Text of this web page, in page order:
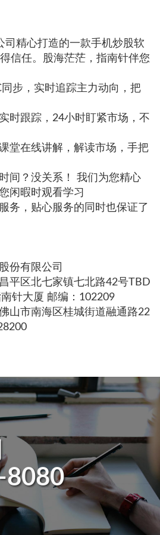
司精心打造的一款手机炒股软
信任。股海茫茫，指南针伴您
同步，实时追踪主力动向，把
时跟踪，24小时盯紧市场，不
堂在线讲解，解读市场，手把
间？没关系！ 我们为您精心
闲暇时观看学习
务，贴心服务的同时也保证了
份有限公司
平区北七家镇七北路42号TBD
针大厦 邮编：102209
山市南海区桂城街道融通路22
8080